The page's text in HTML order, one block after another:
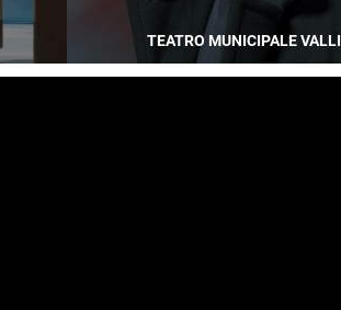
TEATRO MUNICIPALE VALLI